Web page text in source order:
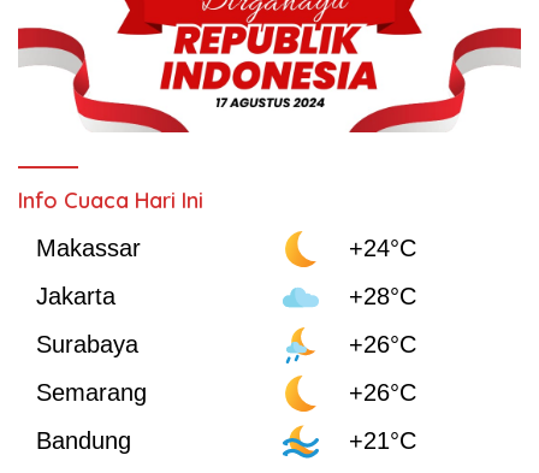
Info Cuaca Hari Ini
Makassar
+24°C
Jakarta
+28°C
Surabaya
+26°C
Semarang
+26°C
Bandung
+21°C